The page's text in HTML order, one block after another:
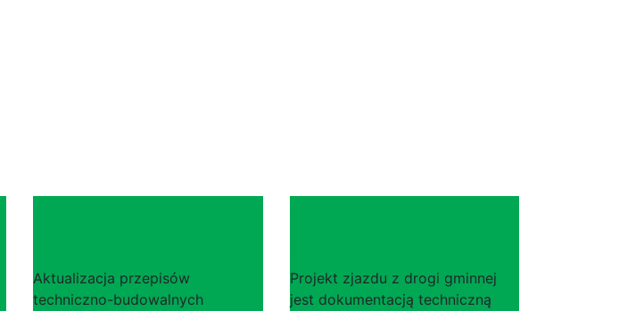
Aktualizacja przepisów
techniczno-budowalnych
Projekt zjazdu z drogi gminnej
jest dokumentacją techniczną